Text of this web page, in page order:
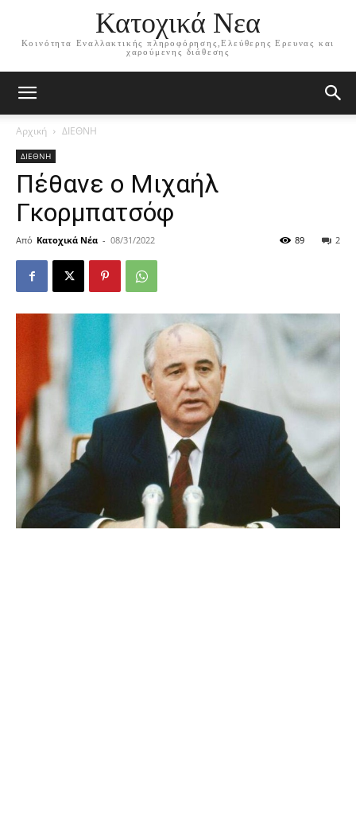
Κατοχικά Νεα
Κοινότητα Εναλλακτικής πληροφόρησης,Ελεύθερης Ερευνας και
χαρούμενης διάθεσης
Αρχική ΔΙΕΘΝΗ
ΔΙΕΘΝΗ
Πέθανε ο Μιχαήλ
Γκορμπατσόφ
Από Κατοχικά Νέα - 08/31/2022 2
89